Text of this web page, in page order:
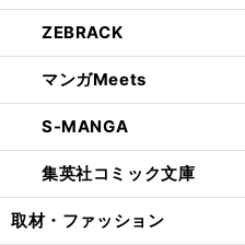
ZEBRACK
マンガMeets
S-MANGA
集英社コミック文庫
取材・ファッション